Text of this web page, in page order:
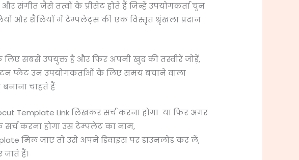
संगीत जैसे तत्वों के प्रीसेट होते हैं जिन्हें उपयोगकर्ता चुन
और शैलियों में टेम्पलेट्स की एक विस्तृत श्रृंखला प्रदान
सबसे उपयुक्त है और फिर अपनी खुद की तस्वीरें जोड़ें,
प्लेट उन उपयोगकर्ताओं के लिए समय बचाने वाला
चाहते हैं
Template Link लिखकर सर्च करना होगा या फिर अगर
करना होगा उस टेम्पलेट का नाम,
मिल जाए तो उसे अपने डिवाइस पर डाउनलोड कर लें,
हैं।